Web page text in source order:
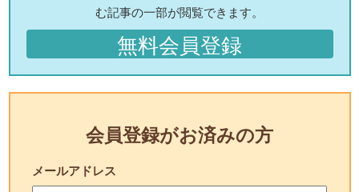
む記事の一部が閲覧できます。
無料会員登録
会員登録がお済みの方
メールアドレス